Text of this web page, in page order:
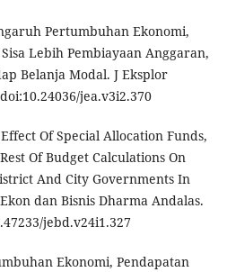
Pertumbuhan Ekonomi,
Lebih Pembiayaan Anggaran,
Belanja Modal. J Eksplor
jea.v3i2.370
Of Special Allocation Funds,
Of Budget Calculations On
And City Governments In
dan Bisnis Dharma Andalas.
jebd.v24i1.327
Ekonomi, Pendapatan